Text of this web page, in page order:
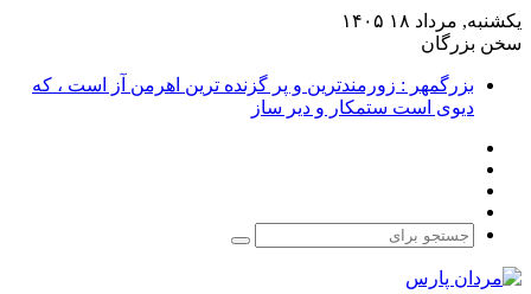
یکشنبه, مرداد ۱۸ ۱۴۰۵
سخن بزرگان
بزرگمهر : زورمندترین و پر گزنده ترین اهرمن آز است ، که
دیوی است ستمکار و دیر ساز
جستجو